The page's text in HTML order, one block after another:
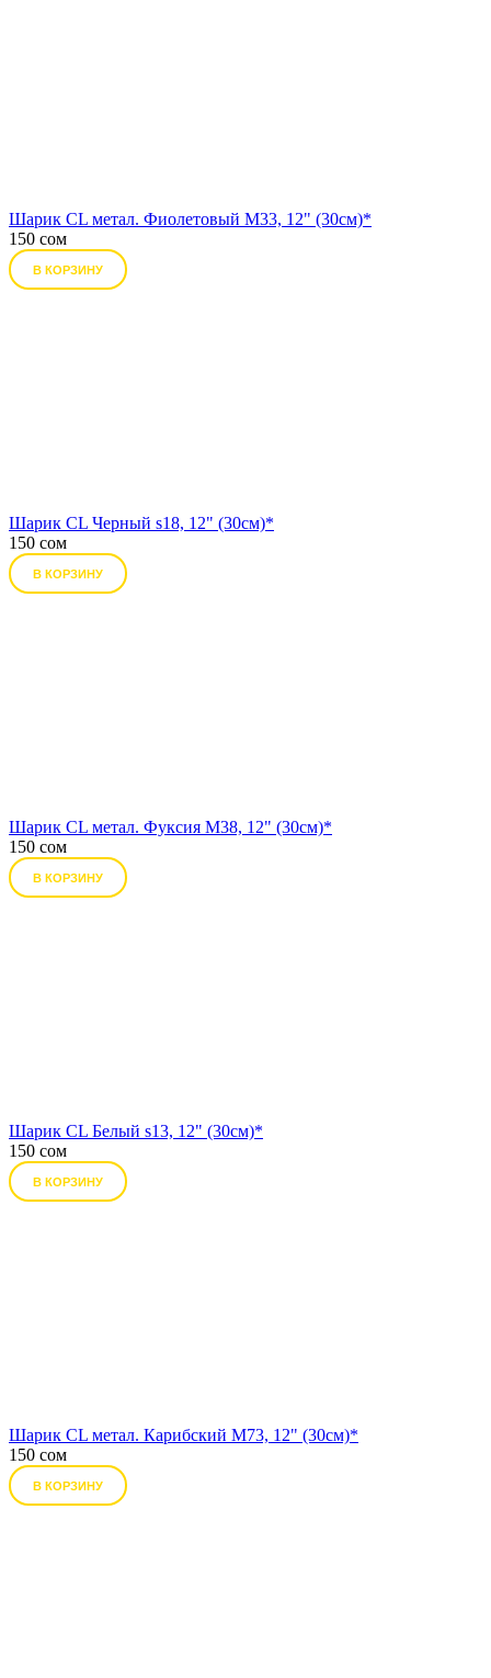
Шарик CL метал. Фиолетовый М33, 12" (30см)*
150 сом
В КОРЗИНУ
Шарик CL Черный s18, 12" (30см)*
150 сом
В КОРЗИНУ
Шарик CL метал. Фуксия М38, 12" (30см)*
150 сом
В КОРЗИНУ
Шарик CL Белый s13, 12" (30см)*
150 сом
В КОРЗИНУ
Шарик CL метал. Карибский М73, 12" (30см)*
150 сом
В КОРЗИНУ